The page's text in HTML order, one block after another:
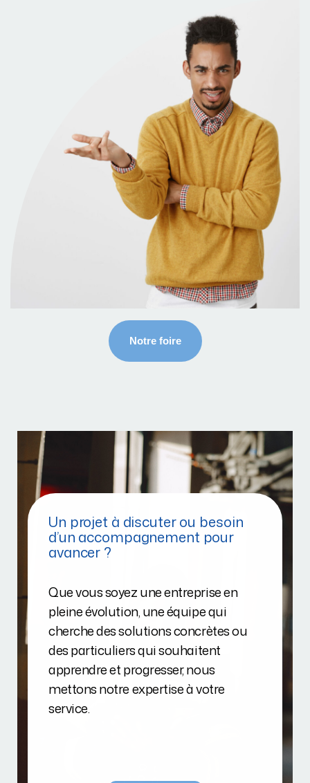
Un projet à discuter ou besoin
d’un accompagnement pour
avancer ?
Que vous soyez une entreprise en
pleine évolution, une équipe qui
cherche des solutions concrètes ou
des particuliers qui souhaitent
apprendre et progresser, nous
mettons notre expertise à votre
service.